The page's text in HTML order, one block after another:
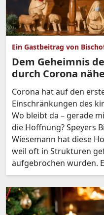
Ein Gastbeitrag von
Dem Geheimnis
durch Corona
Corona hat auf den
Einschränkungen des
Wo bleibt da – gerade
die Hoffnung? Speyers
Wiesemann hat diese
weil oft in Strukturen
aufgebrochen wurden.